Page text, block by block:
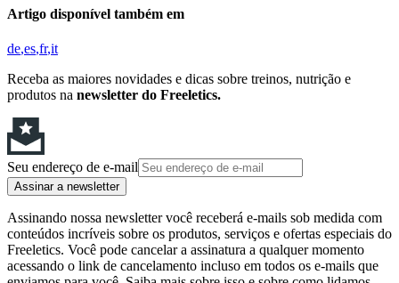
Artigo disponível também em
de es fr it
Receba as maiores novidades e dicas sobre treinos, nutrição e
produtos na newsletter do Freeletics.
Seu endereço de e-mail
Assinar a newsletter
Assinando nossa newsletter você receberá e-mails sob medida com
conteúdos incríveis sobre os produtos, serviços e ofertas especiais do
Freeletics. Você pode cancelar a assinatura a qualquer momento
acessando o link de cancelamento incluso em todos os e-mails que